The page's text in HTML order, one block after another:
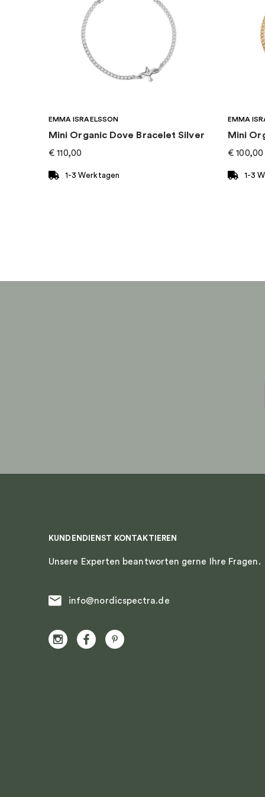
Marke PANDORA
EMMA ISRAELSSON
Mini Organic Dove Bracelet Silver
€ 110,00
1-3 Werktagen
EMMA
Mini
€ 100,00
1-3
KUNDENDIENST KONTAKTIEREN
Unsere Experten beantworten gerne Ihre Fragen.
info@nordicspectra.de